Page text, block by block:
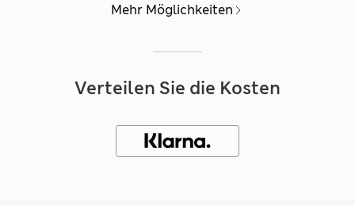
Mehr Möglichkeiten
Verteilen Sie die Kosten